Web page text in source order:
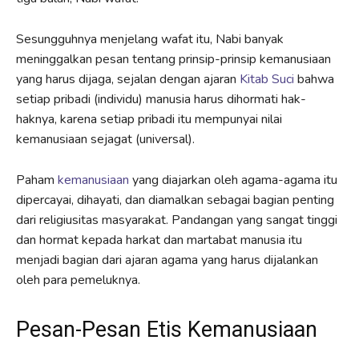
Sesungguhnya menjelang wafat itu, Nabi banyak
meninggalkan pesan tentang prinsip-prinsip kemanusiaan
yang harus dijaga, sejalan dengan ajaran Kitab Suci bahwa
setiap pribadi (individu) manusia harus dihormati hak-
haknya, karena setiap pribadi itu mempunyai nilai
kemanusiaan sejagat (universal).
Paham kemanusiaan yang diajarkan oleh agama-agama itu
dipercayai, dihayati, dan diamalkan sebagai bagian penting
dari religiusitas masyarakat. Pandangan yang sangat tinggi
dan hormat kepada harkat dan martabat manusia itu
menjadi bagian dari ajaran agama yang harus dijalankan
oleh para pemeluknya.
Pesan-Pesan Etis Kemanusiaan